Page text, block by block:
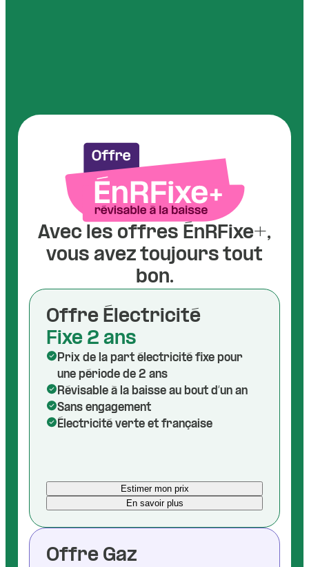
Avec les offres ÉnRFixe+,
vous avez toujours tout
bon.
Offre Électricité
Fixe 2 ans
Prix de la part électricité fixe pour
une période de 2 ans
Révisable à la baisse au bout d’un an
Sans engagement
Électricité verte et française
Estimer mon prix
En savoir plus
Offre Gaz